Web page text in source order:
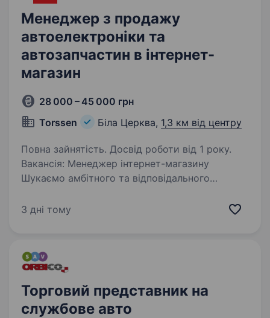
Менеджер з продажу
автоелектроніки та
автозапчастин в інтернет-
магазин
28 000 – 45 000 грн
Torssen
Біла Церква, 1,3 км від центру
Повна зайнятість. Досвід роботи від 1 року.
Вакансія: Менеджер інтернет-магазину
Шукаємо амбітного та відповідального
Якщо ти вмієш спілкуватися з людьми, любиш
3 дні тому
Торговий представник на
службове авто